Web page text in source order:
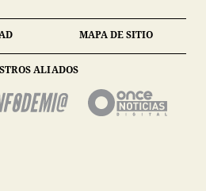
MAPA DE SITIO
ALIADOS